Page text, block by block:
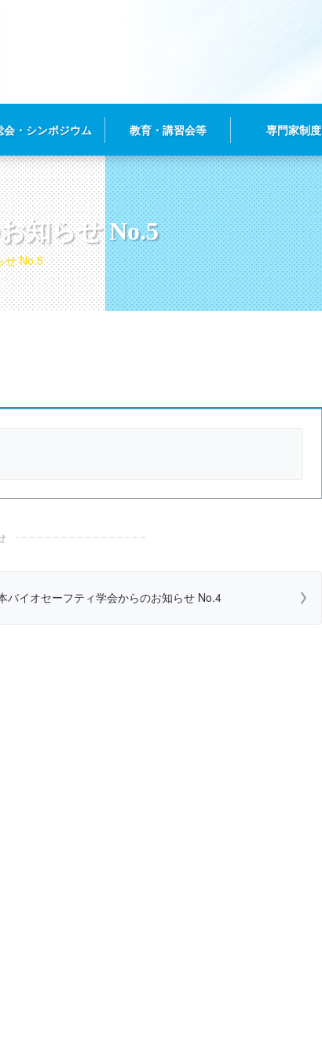
会・シンポジウム 教育・講習会等 専門家制度
知らせ No.5
せ No.5
バイオセーフティ学会からのお知らせ No.4